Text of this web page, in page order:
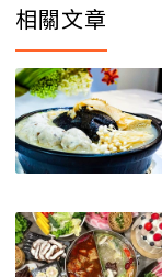
相關文章